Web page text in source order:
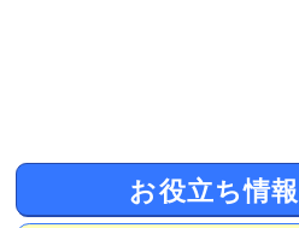
お役立ち情報